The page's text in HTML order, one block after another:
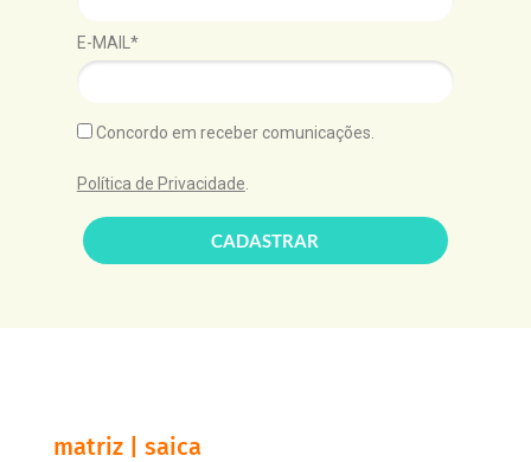
E-MAIL*
Concordo em receber comunicações.
Política de Privacidade
CADASTRAR
matriz | saica